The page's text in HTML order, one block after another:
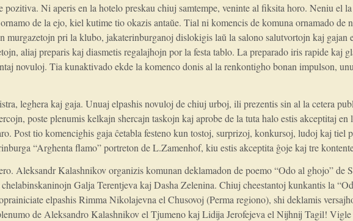
pozitiva. Ni aperis en la hotelo preskau chiuj samtempe, veninte al fiksita horo. Neniu el la
de la ejo, kiel kutime tio okazis antaŭe. Tial ni komencis de komuna ornamado de
murgazetojn pri la klubo, jakaterinburganoj dislokigis laŭ la salono salutvortojn kaj gajan
aliaj preparis kaj diasmetis regalajhojn por la festa tablo. La preparado iris rapide kaj
novuloj. Tia kunaktivado ekde la komenco donis al la renkontigho bonan impulson,
leghera kaj gaja. Unuaj elpashis novuloj de chiuj urboj, ili prezentis sin al la cetera
poste plenumis kelkajn shercajn taskojn kaj aprobe de la tuta halo estis akceptitaj en
Post tio komencighis gaja ĉetabla festeno kun tostoj, surprizoj, konkursoj, ludoj kaj tiel
“Arghenta flamo” portreton de L.Zamenhof, kiu estis akceptita ĝoje kaj tre
Aleksandr Kalashnikov organizis komunan deklamadon de poemo “Odo al ghojo” de
Galja Terentjeva kaj Dasha Zelenina. Chiuj cheestantoj kunkantis la
elpashis Rimma Nikolajevna el Chusovoj (Perma regiono), shi deklamis
de Aleksandro Kalashnikov el Tjumeno kaj Lidija Jerofejeva el Nijhnij Tagil!